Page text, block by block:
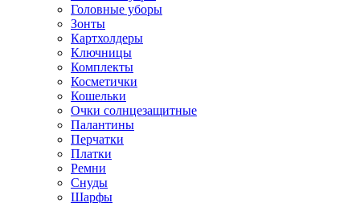
Головные уборы
Зонты
Картхолдеры
Ключницы
Комплекты
Косметички
Кошельки
Очки солнцезащитные
Палантины
Перчатки
Платки
Ремни
Снуды
Шарфы